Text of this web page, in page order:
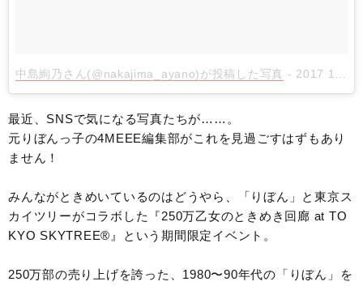
中島絢乃さん(@nakajima_ayano)が投稿した写真 - 2017 1月 22 11:57午後 PST
最近、SNSで気になる写真たちが……。
元りぼんっ子の4MEEE編集部がこれを見過ごすはずもあり
ません！
みんながときめいているのはどうやら、「りぼん」と東京ス
カイツリーがコラボした『250万乙女のときめき回廊 at TO
KYO SKYTREE®』という期間限定イベント。
250万部の売り上げを誇った、1980〜90年代の「りぼん」を